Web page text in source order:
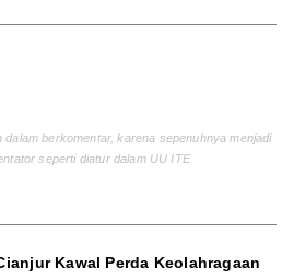
berkomentar, karena sepenuhnya menjadi
seperti diatur dalam UU ITE
Kawal Perda Keolahragaan